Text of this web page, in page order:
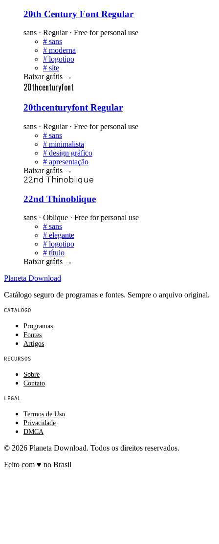
20th Century Font Regular
sans · Regular · Free for personal use
# sans
# moderna
# logotipo
# site
Baixar grátis →
20thcenturyfont
20thcenturyfont Regular
sans · Regular · Free for personal use
# sans
# minimalista
# design gráfico
# apresentação
Baixar grátis →
22nd Thinoblique
22nd Thinoblique
sans · Oblique · Free for personal use
# sans
# elegante
# logotipo
# título
Baixar grátis →
Planeta Download
Catálogo seguro de programas e fontes. Sempre o arquivo original.
CATÁLOGO
Programas
Fontes
Artigos
RECURSOS
Sobre
Contato
LEGAL
Termos de Uso
Privacidade
DMCA
© 2026 Planeta Download. Todos os direitos reservados.
Feito com ♥ no Brasil